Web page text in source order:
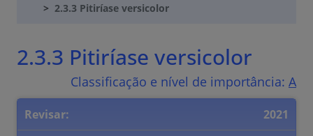
2.3.3 Pitiríase versicolor
2.3.3 Pitiríase versicolor
Classificação e nível de importância: A
Revisar:
2021